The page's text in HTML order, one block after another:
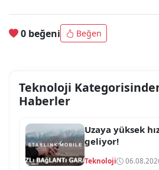
0 beğeni Beğen
Teknoloji
Haberler
Uzaya yüksek
geliyor!
Teknoloji